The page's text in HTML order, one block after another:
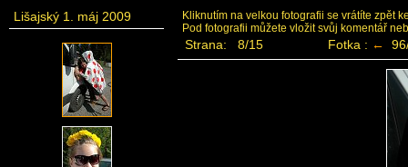
Lišajský 1. máj 2009
Kliknutím na velkou fotografii se vrátíte zpět
Pod fotografii můžete vložit svůj komentář
Strana: 8/15 Fotka : ←